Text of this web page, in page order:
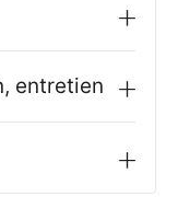
entretien